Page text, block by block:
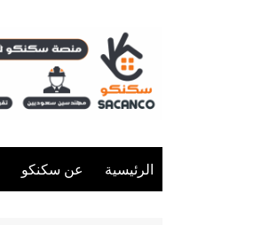
الرئيسية عن سكنكو